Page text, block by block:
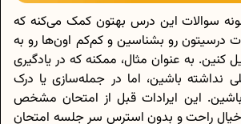
سوالات این درس بهتون کمک می‌کنه که
رو بشناسین و کم‌کم اون‌ها رو به
کنین. به عنوان مثال، ممکنه که در یادگیری
نداشته باشین، اما در جمله‌سازی یا درک
این ایرادات قبل از امتحان مشخص
راحت و بدون استرس سر جلسه امتحان